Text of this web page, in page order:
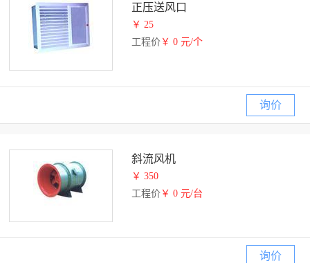
正压送风口
￥ 25
工程价 ￥ 0 元/个
询价
斜流风机
￥ 350
工程价 ￥ 0 元/台
询价